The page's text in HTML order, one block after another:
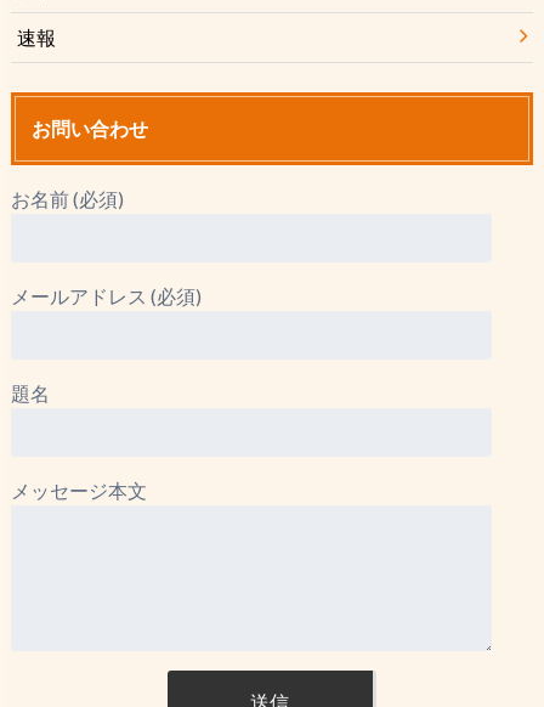
速報
お問い合わせ
お名前 (必須)
メールアドレス (必須)
題名
メッセージ本文